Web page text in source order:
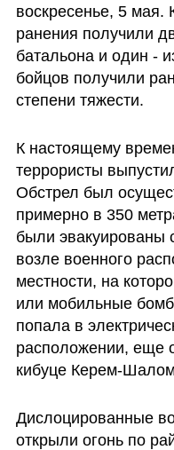
воскресенье, 5 мая.
ранения получили
батальона и один -
бойцов получили
степени тяжести.
К настоящему
террористы
Обстрел был
примерно в 350
были эвакуированы
возле военного
местности, на
или мобильные
попала в
расположении, еще
кибуце Керем-
Дислоцированные
открыли огонь по